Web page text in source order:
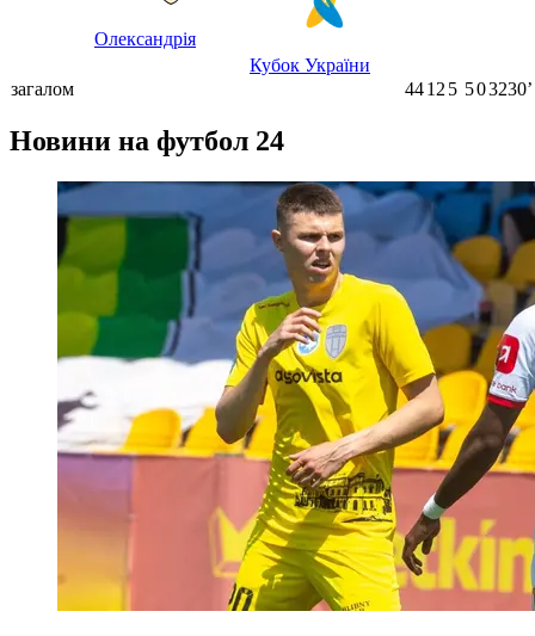
Олександрія
Кубок України
загалом 4412 5 503230ʼ
Новини на футбол 24